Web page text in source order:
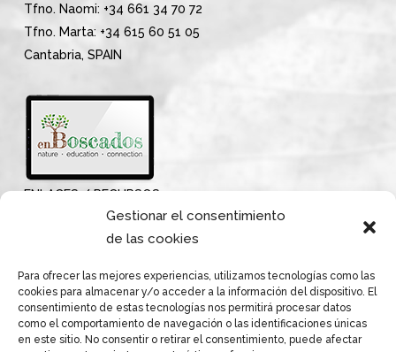
Gestionar el consentimiento
de las cookies
Para ofrecer las mejores experiencias, utilizamos tecnologías como las
cookies para almacenar y/o acceder a la información del dispositivo. El
consentimiento de estas tecnologías nos permitirá procesar datos
como el comportamiento de navegación o las identificaciones únicas
en este sitio. No consentir o retirar el consentimiento, puede afectar
Tfno. Naomi: +34 661 34 70 72
Tfno. Marta: +34 615 60 51 05
Cantabria, SPAIN
ENLACES / RECURSOS